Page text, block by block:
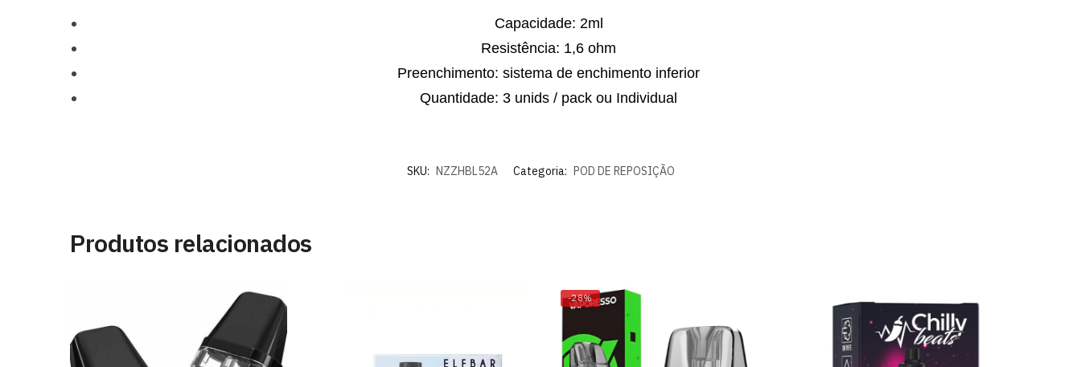
Capacidade: 2ml
Resistência: 1,6 ohm
Preenchimento: sistema de enchimento inferior
Quantidade: 3 unids / pack ou Individual
SKU: NZZHBL52A Categoria: POD DE REPOSIÇÃO
Produtos relacionados
-28%